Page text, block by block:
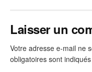
Laisser un
Votre adresse e-mail ne
obligatoires sont